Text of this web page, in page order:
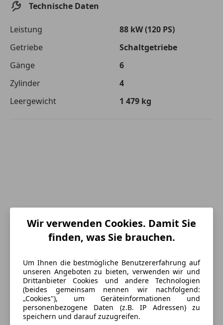
Jetzt berechnen
Technische Daten
Leistung
88 kW (120 PS)
Getriebe
Schaltgetriebe
Gänge
6
Zylinder
4
Leergewicht
1 479 kg
Energieverbrauch
Schadstoffklasse
Euro 6d
Wir verwenden Cookies. Damit Sie
finden, was Sie brauchen.
Um Ihnen die bestmögliche Benutzererfahrung auf
unseren Angeboten zu bieten, verwenden wir und
Drittanbieter Cookies und andere Technologien
(beides gemeinsam nennen wir nachfolgend:
„Cookies"), um Geräteinformationen und
personenbezogene Daten (z.B. IP Adressen) zu
speichern und darauf zuzugreifen.